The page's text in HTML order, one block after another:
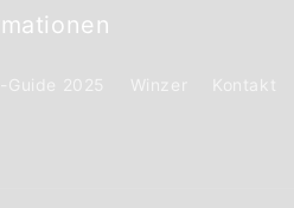
Guide 2025 Winzer Kontakt